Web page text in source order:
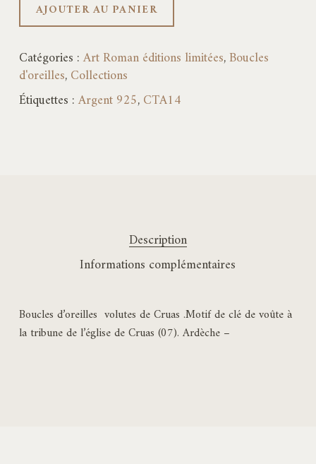
AJOUTER AU PANIER
Catégories :Art Roman éditions limitées,Boucles
d'oreilles,Collections
Étiquettes :Argent 925,CTA14
Description
Informations complémentaires
Boucles d’oreilles volutes de Cruas .Motif de clé de voûte à
la tribune de l’église de Cruas (07). Ardèche –